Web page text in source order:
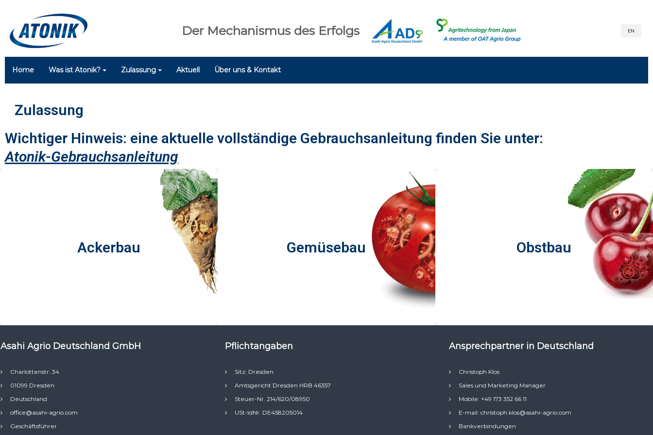
Der Mechanismus des Erfolgs EN
Home Was ist Atonik? Zulassung Aktuell Über uns & Kontakt
Zulassung
Wichtiger Hinweis: eine aktuelle vollständige Gebrauchsanleitung finden Sie unter:
Atonik-Gebrauchsanleitung
Ackerbau
Ackerbau Gemüsebau
Gemüsebau Obstbau
Obstbau
Asahi Agrio Deutschland GmbH
Charlottenstr. 34
01099 Dresden
Deutschland
office@asahi-agrio.com
Geschäftsführer
Pflichtangaben
Sitz: Dresden
Amtsgericht Dresden HRB 46357
Steuer-Nr. 214/620/08950
USt-IdNr. DE458205014
Ansprechpartner in Deutschland
Christoph Klos
Sales und Marketing Manager
Mobile: +49 173 352 66 11
E-mail: christoph.klos@asahi-agrio.com
Bankverbindungen